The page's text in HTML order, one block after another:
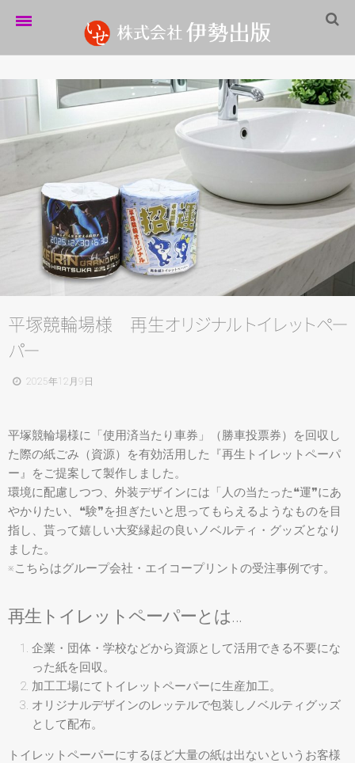
伊勢出版だより
営業案内
制作実績
企業情報
採用情報
パートナーシップ
お問い合わせ
サイトマップ
平塚競輪場様 再生オリ ジナルトイ レットペー
パー
2025年12月9日
平塚競輪場様に「使用済当たり車券」（勝車投票券）を回収し
た際の紙ごみ（資源）を有効活用した『再生トイレットペーパ
ー』をご提案して製作しました。
環境に配慮しつつ、外装デザインには「人の当たった❝運❞にあ
やかりたい、❝験❞を担ぎたいと思ってもらえるようなものを目
指し、貰って嬉しい大変縁起の良いノベルティ・グッズとなり
ました。
※こちらはグループ会社・エイコープリントの受注事例です。
再生トイレットペーパーとは…
企業・団体・学校などから資源として活用できる不要にな
った紙を回収。
加工工場にてトイレットペーパーに生産加工。
オリジナルデザインのレッテルで包装しノベルティグッズ
として配布。
トイレットペーパーにするほど大量の紙は出ないというお客様